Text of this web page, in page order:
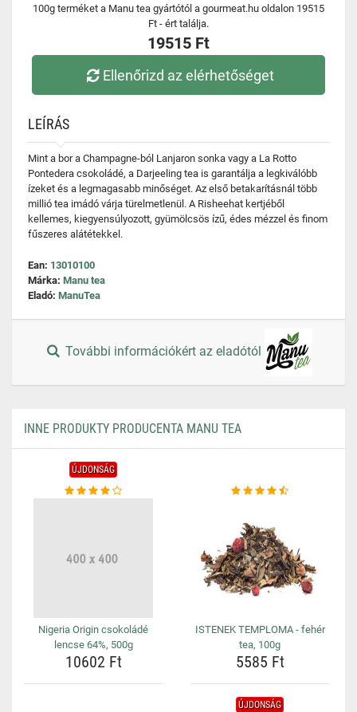
100g terméket a Manu tea gyártótól a gourmeat.hu oldalon 19515
Ft - ért találja.
19515 Ft
Ellenőrizd az elérhetőséget
LEÍRÁS
Mint a bor a Champagne-ból Lanjaron sonka vagy a La Rotto
Pontedera csokoládé, a Darjeeling tea is garantálja a legkiválóbb
ízeket és a legmagasabb minőséget. Az első betakarításnál több
millió tea imádó várja türelmetlenül. A Risheehat kertjéből
kellemes, kiegyensúlyozott, gyümölcsös ízű, édes mézzel és finom
fűszeres alátétekkel.
Ean: 13010100
Márka: Manu tea
Eladó: ManuTea
További információkért az eladótól
INNE PRODUKTY PRODUCENTA MANU TEA
ÚJDONSÁG
Nigeria Origin csokoládé
lencse 64%, 500g
10602 Ft
ISTENEK TEMPLOMA - fehér
tea, 100g
5585 Ft
ÚJDONSÁG